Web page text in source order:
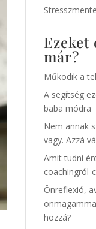
Ezeket
már?
Működik a
A segítség
baba módra
Nem annak
vagy. Azzá
Amit tudni
coachingról-
Önreflexió,
hozzá?